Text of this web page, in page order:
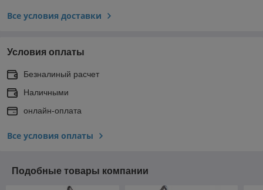
Все условия доставки
Условия оплаты
Безналиный расчет
Наличными
онлайн-оплата
Все условия оплаты
Подобные товары компании